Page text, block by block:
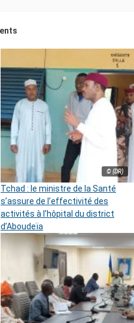
© (DR)
Tchad : le ministre de la Santé
s’assure de l’effectivité des
activités à l’hôpital du district
d’Aboudeïa